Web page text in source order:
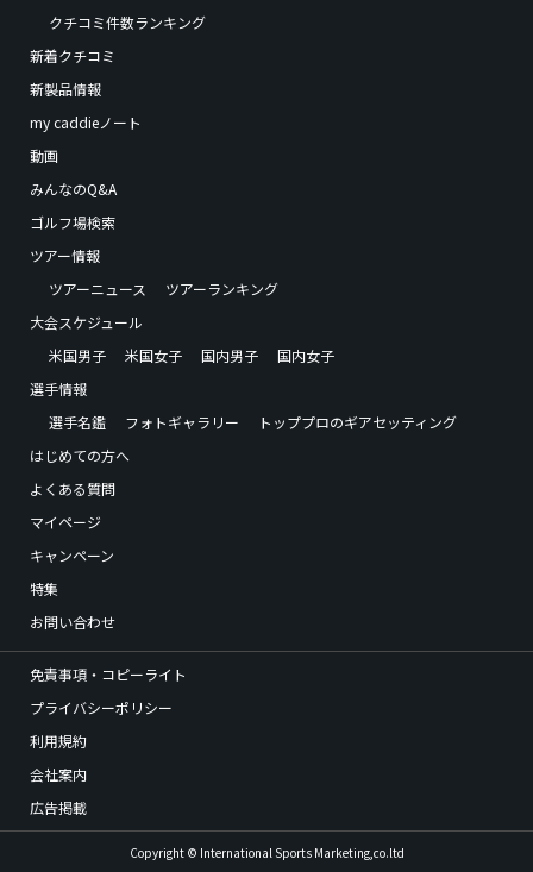
クチコミ件数ランキング
新着クチコミ
新製品情報
my caddieノート
動画
みんなのQ&A
ゴルフ場検索
ツアー情報
ツアーニュース
ツアーランキング
大会スケジュール
米国男子
米国女子 国内男子
国内女子
選手情報
選手名鑑
フォトギャラリー
トッププロのギアセッティング
はじめての方へ
よくある質問
マイページ
キャンペーン
特集
お問い合わせ
免責事項・コピーライト
プライバシーポリシー
利用規約
会社案内
広告掲載
Copyright © International Sports Marketing,co.ltd